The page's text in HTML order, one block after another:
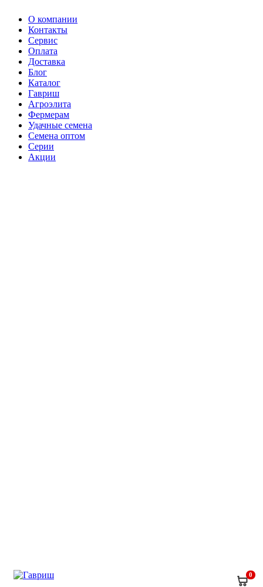
О компании
Контакты
Сервис
Оплата
Доставка
Блог
Каталог
Гавриш
Агроэлита
Фермерам
Удачные семена
Семена оптом
Серии
Акции
0